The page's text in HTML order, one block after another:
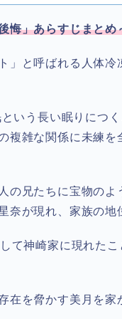
悔」あらすじまとめ
」と呼ばれる人体冷
いう長い眠りにつ
複雑な関係に未練を
の兄たちに宝物のよ
奈が現れ、家族の地
て神崎家に現れた
在を脅かす美月を家